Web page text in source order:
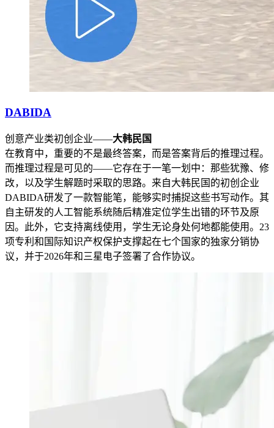
DABIDA
创意产业类初创企业——大韩民国
在教育中，重要的不是最终答案，而是答案背后的推理过程。
而推理过程是可见的——它存在于一笔一划中：那些犹豫、修
改，以及学生解题时采取的思路。来自大韩民国的初创企业
DABIDA研发了一款智能笔，能够实时捕捉这些书写动作。其
自主研发的人工智能系统随后精准定位学生出错的环节及原
因。此外，它支持离线使用，学生无论身处何地都能使用。23
项专利和国际知识产权保护支撑起在七个国家的独家分销协
议，并于2026年和三星电子签署了合作协议。